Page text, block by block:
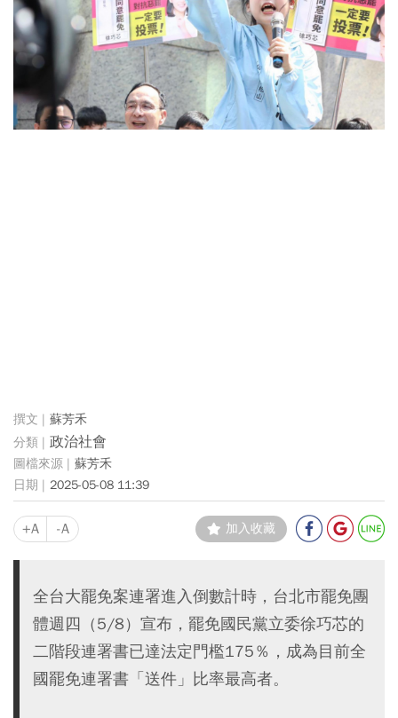
蘇芳禾
政治社會
蘇芳禾
2025-05-08 11:39
+A -A 加入收藏
全台大罷免案連署進入倒數計時，台北市罷免團
體週四（5/8）宣布，罷免國民黨立委徐巧芯的
二階段連署書已達法定門檻175％，成為目前全
國罷免連署書「送件」比率最高者。